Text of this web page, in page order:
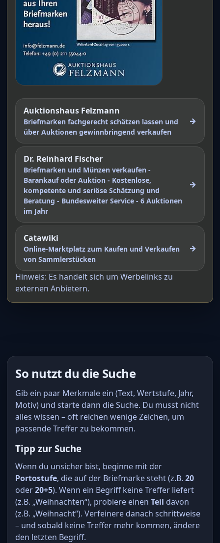
Auktionshaus Felzmann
Briefmarken fachgerecht schätzen lassen und
über Auktionen gewinnbringend verkaufen
→
Dr. Reinhard Fischer
Briefmarken und Münzen verkaufen -
Barankauf oder Auktion - Kostenlose,
kompetente und seriöse Schätzung und
Beratung - Bundesweiter Service - 6 Auktionen
im Jahr
→
Catawiki
Online-Marktplatz zum Kaufen und Verkaufen
von Sammlerstücken
→
Hinweis: Es handelt sich um Werbelinks zu
externen Anbietern.
So nutzt du die Suche
Gib ein paar Merkmale ein (Text, Wertstufe, Jahr,
Motiv) und starte dann die Suche. Du musst nicht
alles wissen – oft reichen wenige Zeichen, um
passende Treffer zu bekommen.
Tipp zur Suche
Wenn du unsicher bist, beginne mit der
Portostufe, die auf der Briefmarke steht (z.B. 20
oder20+5). Wenn ein Begriff keine Treffer liefert
(z.B. „Weihnachten“), probiere einen Teil davon
(z.B. „Weihnacht“). Verfeinere danach schrittweise
– und sobald keine Treffer mehr kommen, ändere
den letzten Begriff.